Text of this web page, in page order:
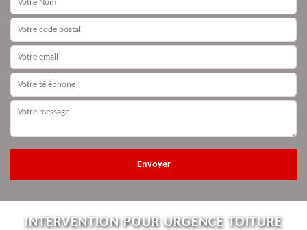
INTERVENTION POUR URGENCE TOITURE